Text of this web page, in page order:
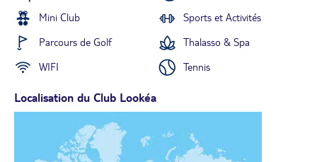
Mini Club
Sports et Activités
Parcours de Golf
Thalasso & Spa
WIFI
Tennis
Localisation du Club Lookéa